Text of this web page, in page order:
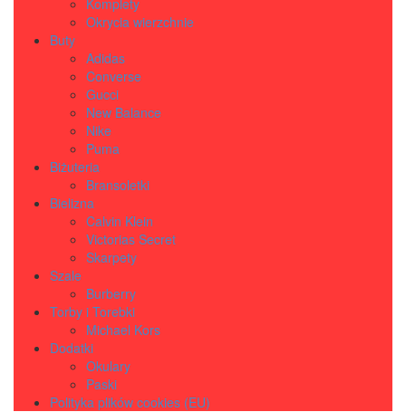
Komplety
Okrycia wierzchnie
Buty
Adidas
Converse
Gucci
New Balance
Nike
Puma
Biżuteria
Bransoletki
Bielizna
Calvin Klein
Victorias Secret
Skarpety
Szale
Burberry
Torby i Torebki
Michael Kors
Dodatki
Okulary
Paski
Polityka plików cookies (EU)